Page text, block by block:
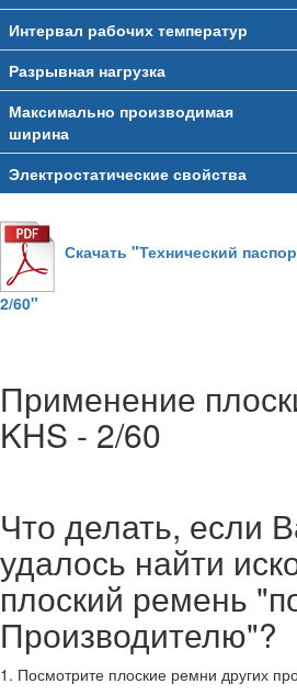
Интервал рабочих температур
Разрывная нагрузка
Максимально производимая
ширина
Электростатические свойства
Скачать "Технический
2/60"
Применение
KHS - 2/60
Что делать, если
удалось найти
плоский ремень
Производителю"?
1. Посмотрите плоские ремни других